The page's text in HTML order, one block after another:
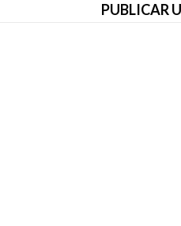
PUBLICAR